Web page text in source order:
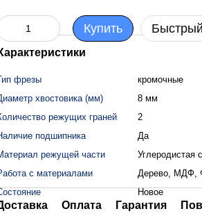
Купить
фрезы
кромочные
хвостовика (мм)
8 мм
режущих граней
2
подшипника
Да
режущей части
Углеродистая
с материалами
Дерево, МДФ,
Hовое
Оплата Гарантия